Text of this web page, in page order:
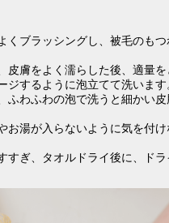
くブラッシングし、被毛のも
皮膚をよく濡らした後、適量
ジするように泡立てて洗いま
ふわふわの泡で洗うと細かい
お湯が入らないように気を付
すぎ、タオルドライ後に、ド